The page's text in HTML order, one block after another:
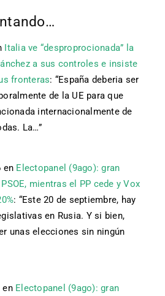
Italia ve “desproprocionada” la
a sus controles e insiste
fronteras: “España deberia ser
de la UE para que
internacionalmente de
La…”
en Electopanel (9ago): gran
mientras el PP cede y Vox
: “Este 20 de septiembre, hay
en Rusia. Y si bien,
unas elecciones sin ningún
en Electopanel (9ago): gran